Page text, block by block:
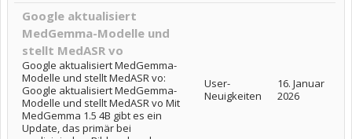
Google aktualisiert
MedGemma-Modelle und
stellt MedASR vo
Google aktualisiert MedGemma-
Modelle und stellt MedASR vo:
Google aktualisiert MedGemma-
Modelle und stellt MedASR vo Mit
MedGemma 1.5 4B gibt es ein
Update, das primär bei
User-
Neuigkeiten
16. Januar
2026